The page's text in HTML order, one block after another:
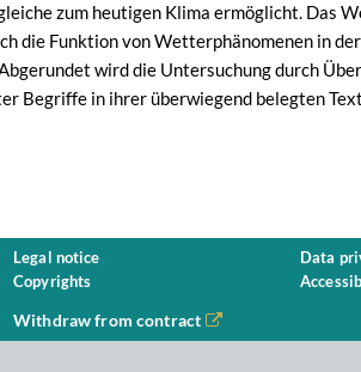
zum heutigen Klima ermöglicht. Das
die Funktion von Wetterphänomenen in
wird die Untersuchung durch
Begriffe in ihrer überwiegend belegten
Legal notice
Copyrights
Data
Withdraw from contract